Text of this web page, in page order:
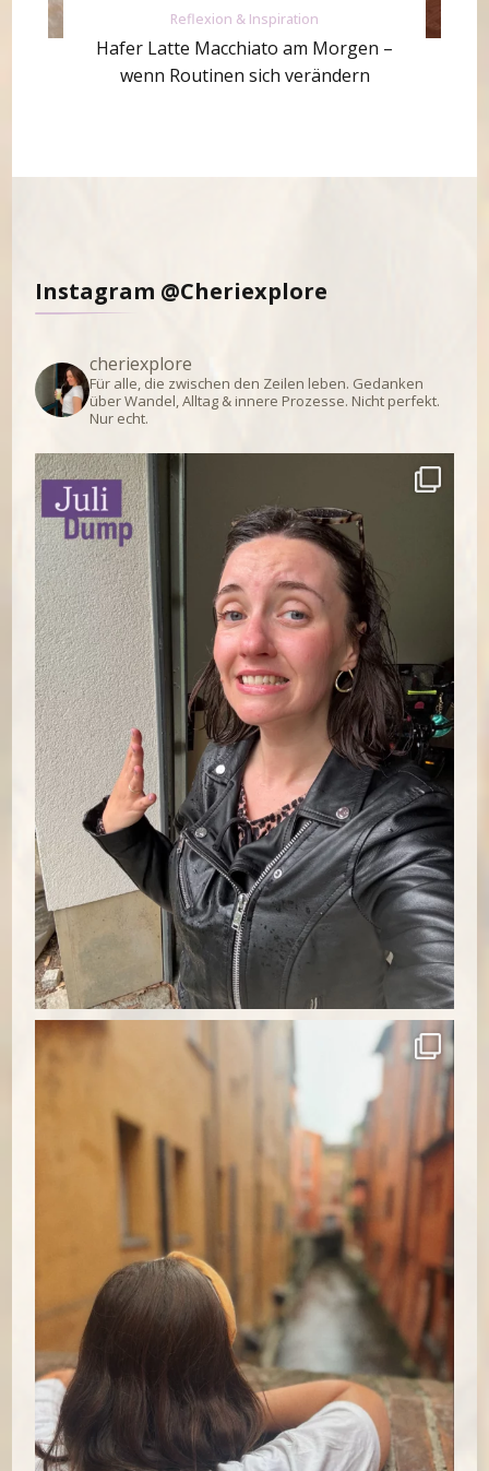
Reflexion & Inspiration
Hafer Latte Macchiato am Morgen –
wenn Routinen sich verändern
Instagram @Cheriexplore
cheriexplore
Für alle, die zwischen den Zeilen leben. Gedanken
über Wandel, Alltag & innere Prozesse. Nicht perfekt.
Nur echt.